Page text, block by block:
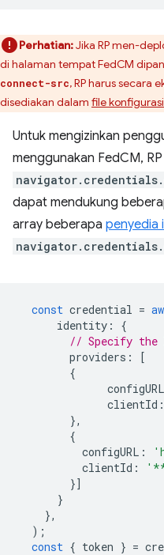
Perhatian:Jika RP men-
di halaman tempat FedCM
connect-src, RP harus secara
disediakan dalam file konfigurasi
Untuk mengizinkan
menggunakan FedCM,
dapat mendukung
array beberapa penyedia
const credential =
identity :
{
// Specify the
providers :
[
{
configURL
clientId :
},
{
configURL :
clientId :
}]
}
},
);
const { token } =